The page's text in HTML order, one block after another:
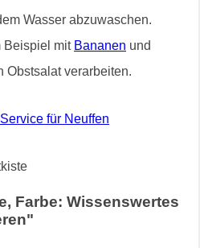
Wasser abzuwaschen.
Beispiel mit Bananen und
Obstsalat verarbeiten.
für Neuffen
Farbe: Wissenswertes